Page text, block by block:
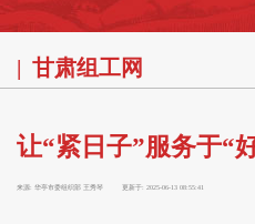
甘肃组工网
让“紧日子”服务于“
来源: 华亭市委组织部 王秀琴 更新于: 2025-06-13 08:55:41